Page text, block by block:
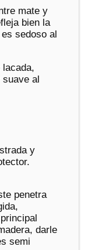
mate y
bien la
sedoso al
al
y
penetra
darle
semi